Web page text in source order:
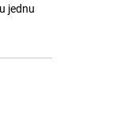
jednu